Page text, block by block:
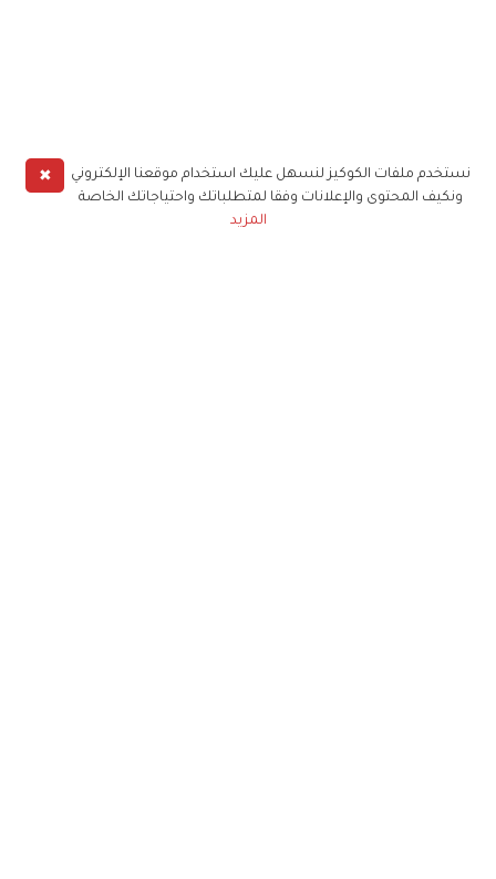
✖
نستخدم ملفات الكوكيز لنسهل عليك استخدام موقعنا الإلكتروني
ونكيف المحتوى والإعلانات وفقا لمتطلباتك واحتياجاتك الخاصة
المزيد